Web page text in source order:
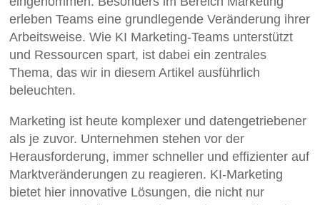
erleben Teams eine grundlegende Veränderung ihrer
Arbeitsweise. Wie KI Marketing-Teams unterstützt
und Ressourcen spart, ist dabei ein zentrales
Thema, das wir in diesem Artikel ausführlich
beleuchten.
Marketing ist heute komplexer und datengetriebener
als je zuvor. Unternehmen stehen vor der
Herausforderung, immer schneller und effizienter auf
Marktveränderungen zu reagieren. KI-Marketing
bietet hier innovative Lösungen, die nicht nur